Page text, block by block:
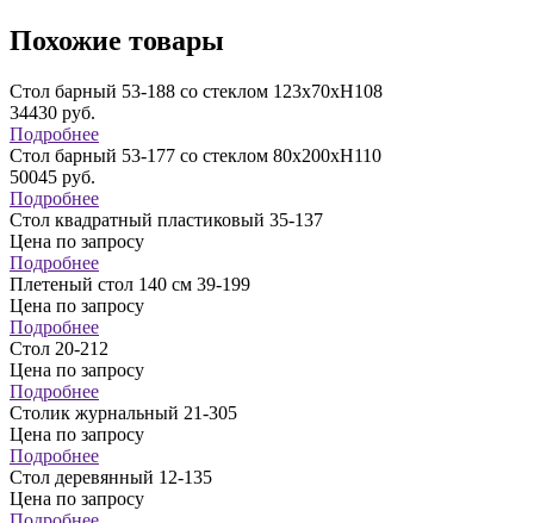
Похожие товары
Стол барный 53-188 со стеклом 123х70хН108
34430 руб.
Подробнее
Стол барный 53-177 со стеклом 80х200хН110
50045 руб.
Подробнее
Стол квадратный пластиковый 35-137
Цена по запросу
Подробнее
Плетеный стол 140 см 39-199
Цена по запросу
Подробнее
Стол 20-212
Цена по запросу
Подробнее
Столик журнальный 21-305
Цена по запросу
Подробнее
Стол деревянный 12-135
Цена по запросу